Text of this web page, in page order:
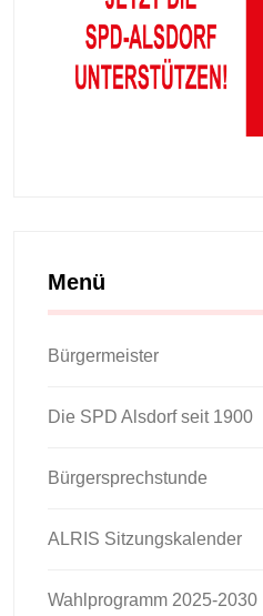
Menü
Bürgermeister
Die SPD Alsdorf seit 1900
Bürgersprechstunde
ALRIS Sitzungskalender
Wahlprogramm 2025-2030